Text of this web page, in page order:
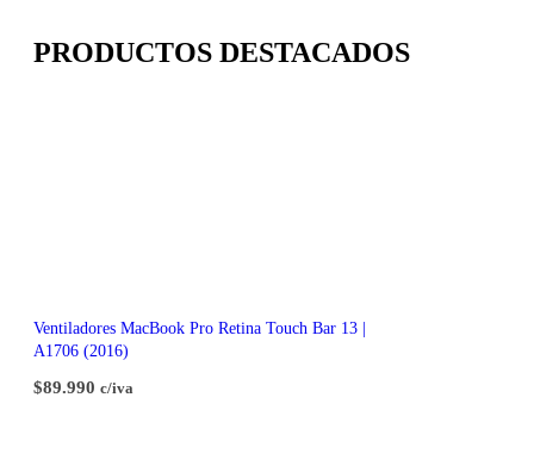
PRODUCTOS DESTACADOS
Ventiladores MacBook Pro Retina Touch Bar 13 |
A1706 (2016)
$89.990 c/iva